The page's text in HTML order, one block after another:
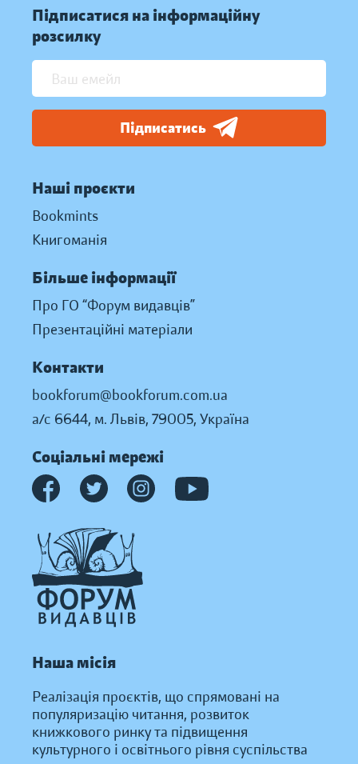
Підписатися на інформаційну
розсилку
Підписатись
Наші проєкти
Bookmints
Книгоманія
Більше інформації
Про ГО “Форум видавців”
Презентаційні матеріали
Контакти
bookforum@bookforum.com.ua
а/с 6644, м. Львів, 79005, Україна
Соціальні мережі
Наша місія
Реалізація проєктів, що спрямовані на
популяризацію читання, розвиток
книжкового ринку та підвищення
культурного і освітнього рівня суспільства